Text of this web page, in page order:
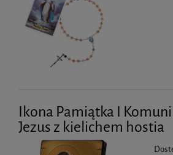
Ikona Pamiątka I
Jezus z kielichem hostia